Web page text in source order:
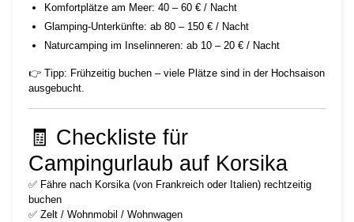
Komfortplätze am Meer: 40 – 60 € / Nacht
Glamping-Unterkünfte: ab 80 – 150 € / Nacht
Naturcamping im Inselinneren: ab 10 – 20 € / Nacht
👉 Tipp: Frühzeitig buchen – viele Plätze sind in der Hochsaison
ausgebucht.
🧾 Checkliste für
Campingurlaub auf Korsika
✅ Fähre nach Korsika (von Frankreich oder Italien) rechtzeitig
buchen
✅ Zelt / Wohnmobil / Wohnwagen